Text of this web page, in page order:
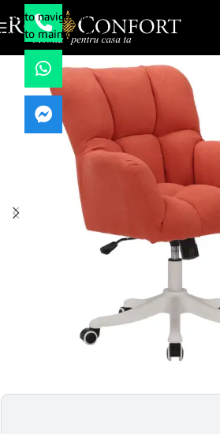
Skip to navigation
Skip to main content